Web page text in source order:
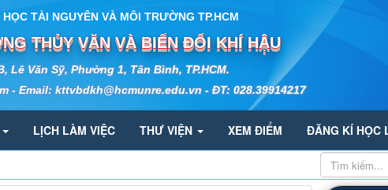
TÀI NGUYÊN VÀ MÔI TRƯỜNG TP.HCM
THỦY VĂN VÀ BIẾN ĐỔI KHÍ HẬU
Lê Văn Sỹ, Phường 1, Tân Bình, TP.HCM.
- Email: kttvbdkh@hcmunre.edu.vn - ĐT: 028.39914217
LỊCH LÀM VIỆC THƯ VIỆN XEM ĐIỂM ĐĂNG KÍ HỌC